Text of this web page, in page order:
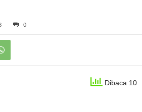
0
Dibaca 10